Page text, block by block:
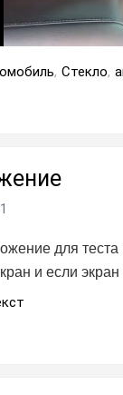
, Стекло,
для теста
и если